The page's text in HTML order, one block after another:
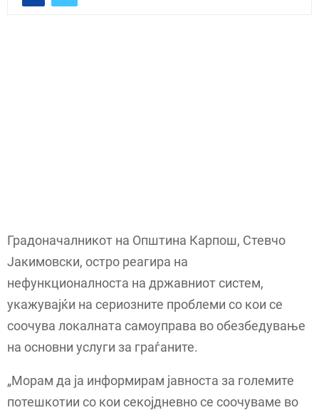
Градоначалникот на Општина Карпош, Стевчо
Јакимовски, остро реагира на
нефункционалноста на државниот систем,
укажувајќи на сериозните проблеми со кои се
соочува локалната самоуправа во обезбедување
на основни услуги за граѓаните.
„Морам да ја информирам јавноста за големите
потешкотии со кои секојдневно се соочуваме во